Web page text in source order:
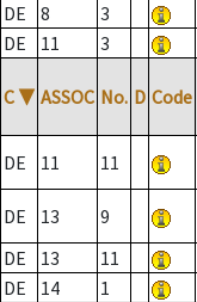
DE
8 3
DE
11 3
C ▼ ASSOC No. D Code
DE 11 11
DE 13 9
DE
13 11
DE
14 1